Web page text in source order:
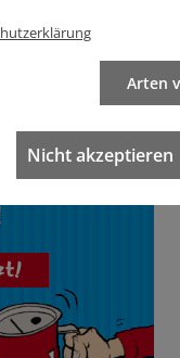
Arten
Nicht akzeptieren